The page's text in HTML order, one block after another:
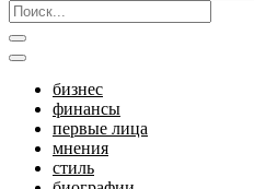
бизнес
финансы
первые лица
мнения
стиль